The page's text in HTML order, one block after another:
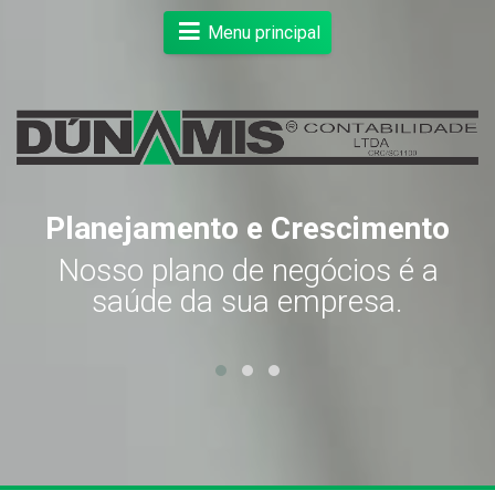
Menu principal
Planejamento e Crescimento
Nosso plano de negócios é a
saúde da sua empresa.